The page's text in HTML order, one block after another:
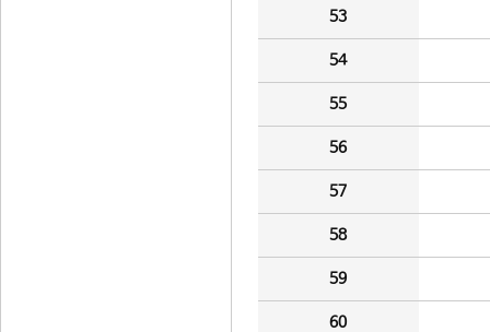
53
54
55
56
57
58
59
60